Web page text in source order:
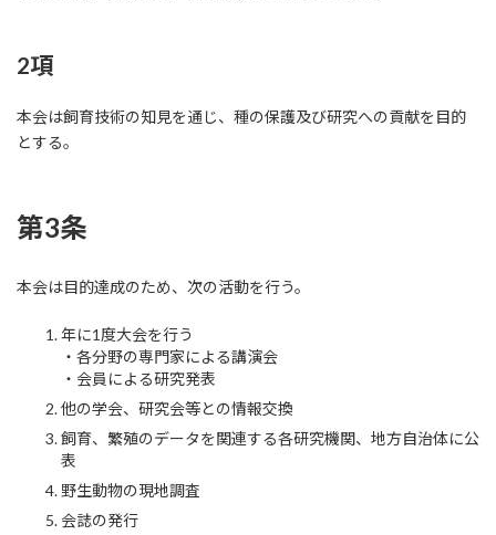
2項
本会は飼育技術の知見を通じ、種の保護及び研究への貢献を目的
とする。
第3条
本会は目的達成のため、次の活動を行う。
年に1度大会を行う
・各分野の専門家による講演会
・会員による研究発表
他の学会、研究会等との情報交換
飼育、繁殖のデータを関連する各研究機関、地方自治体に公
表
野生動物の現地調査
会誌の発行